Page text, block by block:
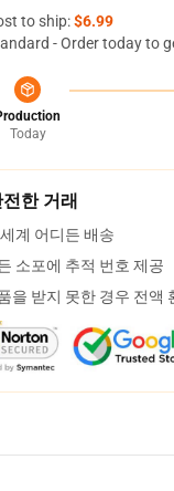
to ship:$6.99
- Order today to
Today
전한 거래
계 어디든 배송
소포에 추적 번호 제공
을 받지 못한 경우 전액